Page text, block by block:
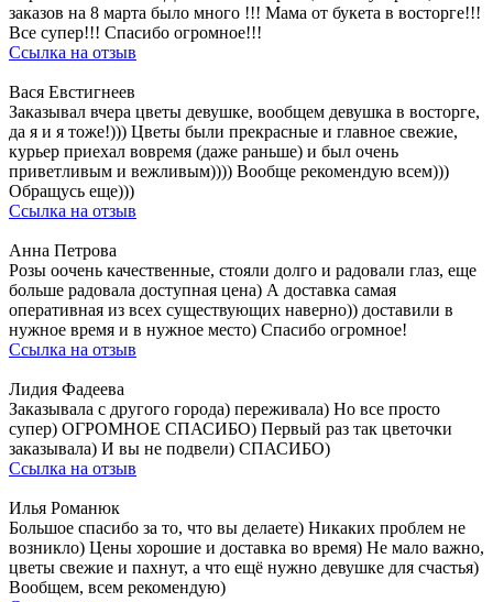
заказов на 8 марта было много !!! Мама от букета в восторге!!!
Все супер!!! Спасибо огромное!!!
Ссылка на отзыв
Вася Евстигнеев
Заказывал вчера цветы девушке, вообщем девушка в восторге,
да я и я тоже!))) Цветы были прекрасные и главное свежие,
курьер приехал вовремя (даже раньше) и был очень
приветливым и вежливым)))) Вообще рекомендую всем)))
Обращусь еще)))
Ссылка на отзыв
Анна Петрова
Розы оочень качественные, стояли долго и радовали глаз, еще
больше радовала доступная цена) А доставка самая
оперативная из всех существующих наверно)) доставили в
нужное время и в нужное место) Спасибо огромное!
Ссылка на отзыв
Лидия Фадеева
Заказывала с другого города) переживала) Но все просто
супер) ОГРОМНОЕ СПАСИБО) Первый раз так цветочки
заказывала) И вы не подвели) СПАСИБО)
Ссылка на отзыв
Илья Романюк
Большое спасибо за то, что вы делаете) Никаких проблем не
возникло) Цены хорошие и доставка во время) Не мало важно,
цветы свежие и пахнут, а что ещё нужно девушке для счастья)
Вообщем, всем рекомендую)